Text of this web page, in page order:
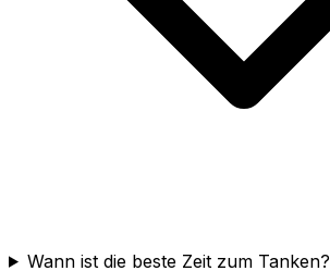
Wann ist die beste Zeit zum Tanken?